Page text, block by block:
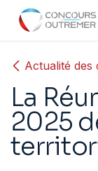
Se rendre au
Actualité des
La
2025